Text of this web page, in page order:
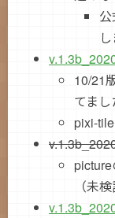
10/21
てま
pixi-
（未検